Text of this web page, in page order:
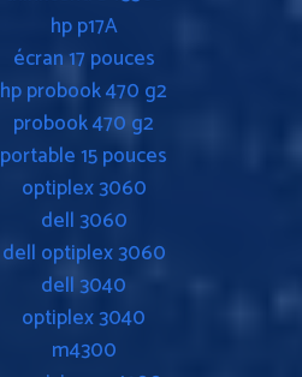
hp p17A
écran 17 pouces
hp probook 470 g2
probook 470 g2
portable 15 pouces
optiplex 3060
dell 3060
dell optiplex 3060
dell 3040
optiplex 3040
m4300